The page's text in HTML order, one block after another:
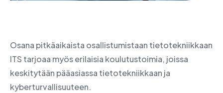
Osana pitkäaikaista osallistumistaan tietotekniikkaan
ITS tarjoaa myös erilaisia koulutustoimia, joissa
keskitytään pääasiassa tietotekniikkaan ja
kyberturvallisuuteen.